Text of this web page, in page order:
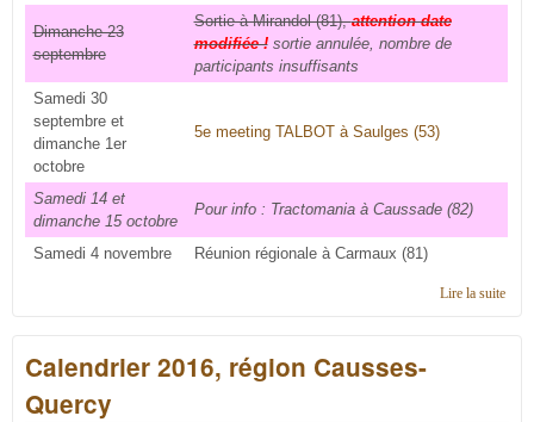
Dimanche 23
septembre
Sortie à Mirandol (81),attention date
modifiée ! sortie annulée, nombre de
participants insuffisants
Samedi 30
septembre et
dimanche 1er
octobre
5e meeting TALBOT à Saulges (53)
Samedi 14 et
dimanche 15 octobre
Pour info : Tractomania à Caussade (82)
Samedi 4 novembre Réunion régionale à Carmaux (81)
Lire la suitede
Calendrier 2016, région Causses-
Quercy